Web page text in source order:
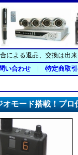
による返品、交換は出
い合わせ| 特定商取
モード搭載！プロ